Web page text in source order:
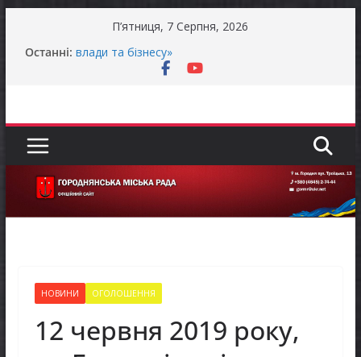
П’ятниця, 7 Серпня, 2026
Останні: Продовжується реалізація програми «Діалог
влади та бізнесу»
Батьки майбутніх першокласників уже можуть
громади справжньою літньою спекою
присудження Премії Кабінету Міністрів України
за вагомий внесок у забезпечення
енергетичної стійкості України
До уваги представників бізнесу!
НОВИНИ ОГОЛОШЕННЯ
12 червня 2019 року,